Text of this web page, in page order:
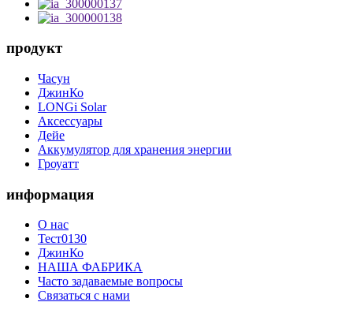
продукт
Часун
ДжинКо
LONGi Solar
Аксессуары
Дейе
Аккумулятор для хранения энергии
Гроуатт
информация
О нас
Тест0130
ДжинКо
НАША ФАБРИКА
Часто задаваемые вопросы
Связаться с нами